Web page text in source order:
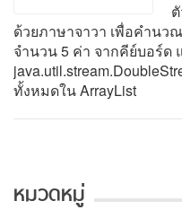
ด้วยภาษาจาวา เพื่อคำนว
จำนวน 5 ค่า จากคีย์บอร์ด
ทั้งหมดใน ArrayList
หมวดหมู่